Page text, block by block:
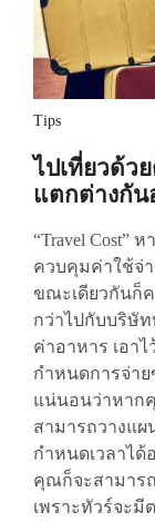
Tips
ไปเที่ยวด้ว
แตกต่างกัน
“Travel Cost”
ควบคุมค่าใช้จ่
ขณะเดียวกันก็
กว่าไปกับบริษัท
ค่าอาหาร เอา
กำหนดการจ่าย
แน่นอนว่าหาก
สามารถวางแผ
กำหนดเวลาได้
คุณก็จะสามาร
เพราะทัวร์จะมี